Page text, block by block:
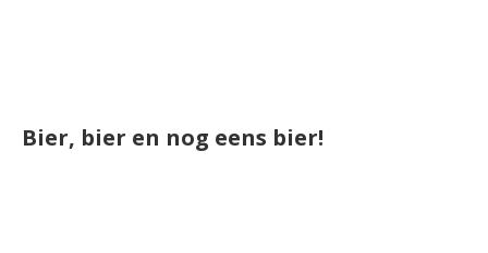
Bier, bier en nog eens bier!